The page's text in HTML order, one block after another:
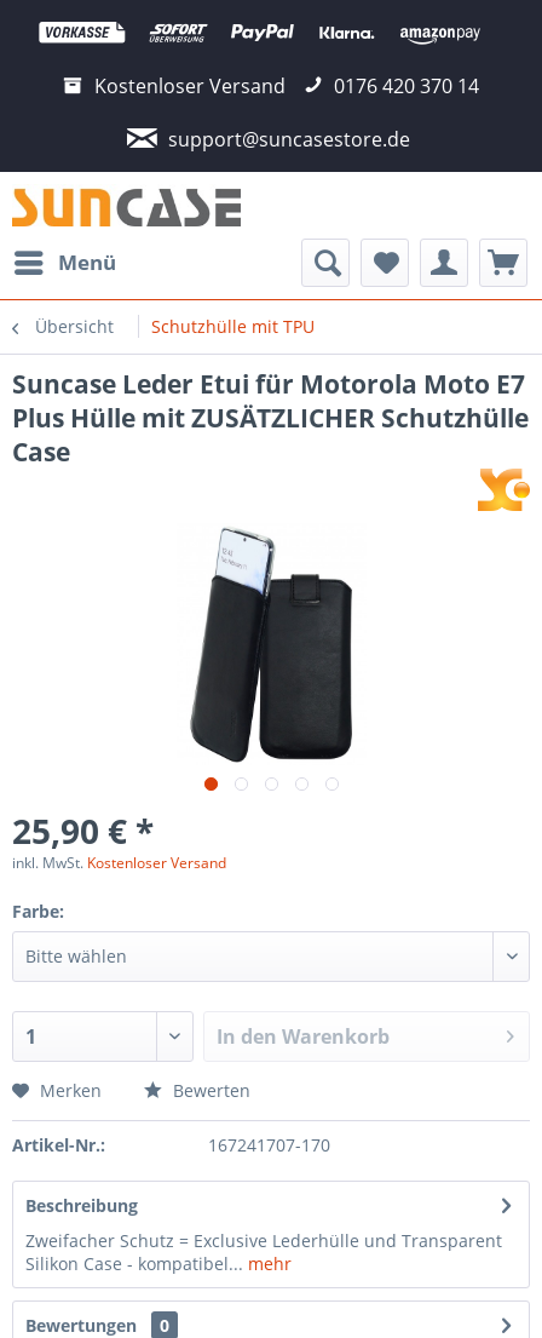
Kostenloser Versand
0176 420 370 14
support@suncasestore.de
Menü
Übersicht Schutzhülle mit TPU
Suncase Leder Etui für Motorola Moto E7
Plus Hülle mit ZUSÄTZLICHER Schutzhülle
Case
25,90 € *
inkl. MwSt. Kostenloser Versand
Farbe:
In den Warenkorb
Merken Bewerten
Artikel-Nr.: 167241707-170
Beschreibung
Zweifacher Schutz = Exclusive Lederhülle und Transparent
Silikon Case - kompatibel... mehr
Bewertungen
0